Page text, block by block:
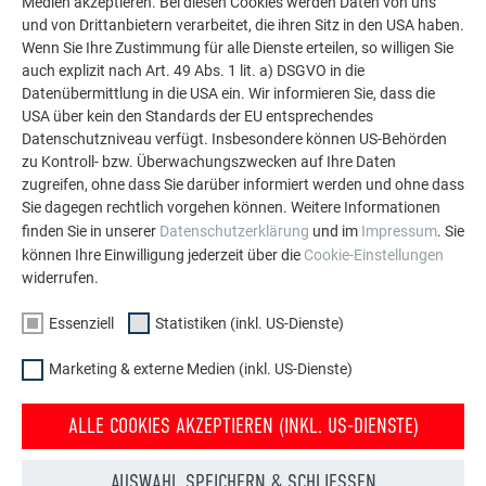
Aluminium eingesetzt werden kann. Entdecken Sie
weitere beeindruckende Projekte mit den langlebigen
PREFA Aluminiumlösungen für Dach, Solar und
Fassade.
MEHR REFERENZEN ANSEHEN
und von Drittanbietern verarbeitet, die ihren Sitz in den USA haben.
Wenn Sie Ihre Zustimmung für alle Dienste erteilen, so willigen Sie
auch explizit nach Art. 49 Abs. 1 lit. a) DSGVO in die
Datenübermittlung in die USA ein. Wir informieren Sie, dass die
USA über kein den Standards der EU entsprechendes
Datenschutzniveau verfügt. Insbesondere können US-Behörden
zu Kontroll- bzw. Überwachungszwecken auf Ihre Daten
zugreifen, ohne dass Sie darüber informiert werden und ohne dass
Sie dagegen rechtlich vorgehen können. Weitere Informationen
finden Sie in unserer Datenschutzerklärung und im Impressum. Sie
können Ihre Einwilligung jederzeit über die Cookie-Einstellungen
widerrufen.
Essenziell Statistiken (inkl. US-Dienste)
Marketing & externe Medien (inkl. US-Dienste)
ALLE COOKIES AKZEPTIEREN (INKL. US-DIENSTE)